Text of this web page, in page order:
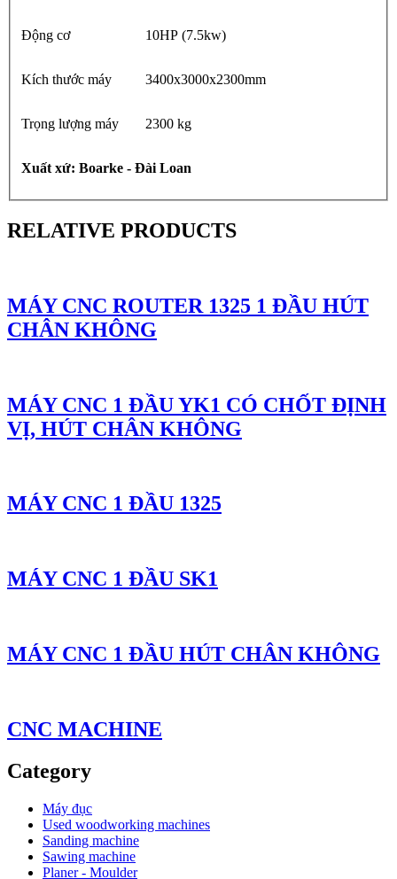
Động cơ 10HP (7.5kw)
Kích thước máy 3400x3000x2300mm
Trọng lượng máy 2300 kg
Xuất xứ: Boarke - Đài Loan
RELATIVE PRODUCTS
MÁY CNC ROUTER 1325 1 ĐẦU HÚT
CHÂN KHÔNG
MÁY CNC 1 ĐẦU YK1 CÓ CHỐT ĐỊNH
VỊ, HÚT CHÂN KHÔNG
MÁY CNC 1 ĐẦU 1325
MÁY CNC 1 ĐẦU SK1
MÁY CNC 1 ĐẦU HÚT CHÂN KHÔNG
CNC MACHINE
Category
Máy đục
Used woodworking machines
Sanding machine
Sawing machine
Planer - Moulder